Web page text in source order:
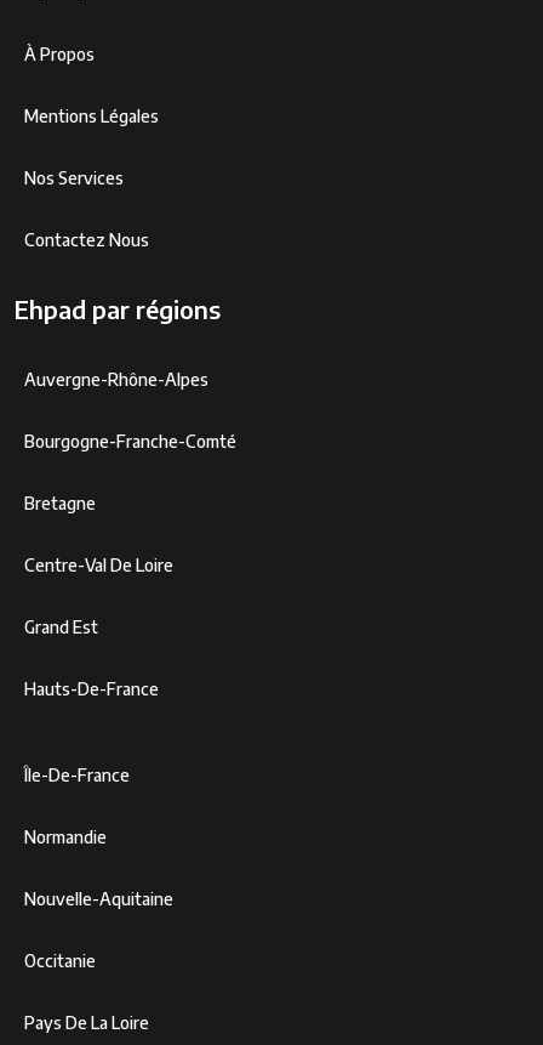
À Propos
Mentions Légales
Nos Services
Contactez Nous
Ehpad par régions
Auvergne-Rhône-Alpes
Bourgogne-Franche-Comté
Bretagne
Centre-Val De Loire
Grand Est
Hauts-De-France
Île-De-France
Normandie
Nouvelle-Aquitaine
Occitanie
Pays De La Loire